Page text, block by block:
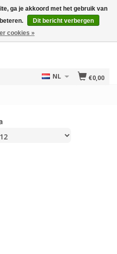
€0,00
NL
ga je akkoord met het gebruik van
Dit bericht verbergen
cookies »